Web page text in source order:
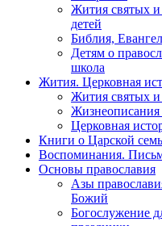
Жития святых
детей
Библия,
Детям о
школа
Жития. Церковная
Жития святых
Церковная
Книги о Царской
Воспоминания.
Основы православия
Азы
Божий
Богослужение